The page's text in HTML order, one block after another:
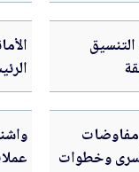
وخطوات